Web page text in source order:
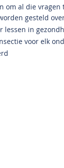
om al die
gesteld
lessen in
voor elk